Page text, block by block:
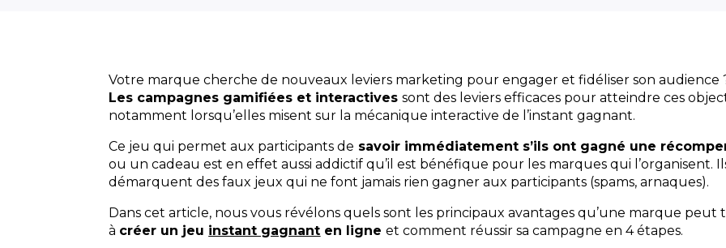
Votre marque cherche de nouveaux leviers marketing pour engager et fidéliser son audience
Les campagnes gamifiées et interactivessont des leviers efficaces pour atteindre ces
notamment lorsqu’elles misent sur la mécanique interactive de l’instant gagnant.
Ce jeu qui permet aux participants de savoir immédiatement s’ils ont gagné une
ou un cadeau est en effet aussi addictif qu’il est bénéfique pour les marques qui l’organisent.
démarquent des faux jeux qui ne font jamais rien gagner aux participants (spams, arnaques).
Dans cet article, nous vous révélons quels sont les principaux avantages qu’une marque peut
à créer un jeu instant gagnant en ligneet comment réussir sa campagne en 4 étapes.